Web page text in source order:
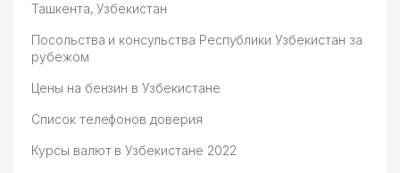
Ташкента, Узбекистан
Посольства и консульства Республики Узбекистан за
рубежом
Цены на бензин в Узбекистане
Список телефонов доверия
Курсы валют в Узбекистане 2022